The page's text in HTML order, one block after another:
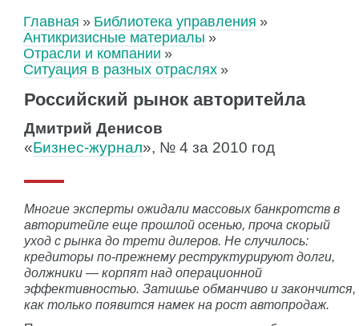
Главная
Библиотека управления
Антикризисные материалы
Отрасли и компании
Ситуация в разных отраслях
Российский рынок авторитейла
Дмитрий Денисов
«Бизнес-журнал», № 4 за 2010 год
Многие эксперты ожидали массовых банкротств в
авторитейле еще прошлой осенью, проча скорый
уход с рынка до трети дилеров. Не случилось:
кредиторы по-прежнему реструктурируют долги,
должники — корпят над операционной
эффективностью. Затишье обманчиво и закончится,
как только появится намек на рост автопродаж.